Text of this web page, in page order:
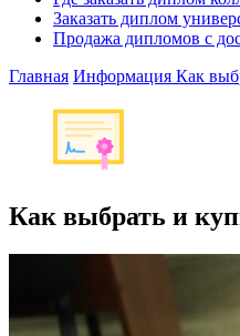
Заказать диплом
Продажа дипломов с
Главная Информация Как
Как выбрать и